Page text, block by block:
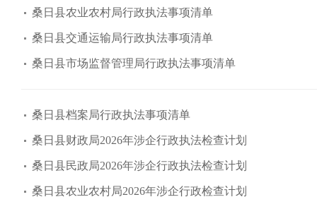
桑日县农业农村局行政执法事项清单
桑日县交通运输局行政执法事项清单
桑日县市场监督管理局行政执法事项清单
桑日县档案局行政执法事项清单
桑日县财政局2026年涉企行政执法检查计划
桑日县民政局2026年涉企行政执法检查计划
桑日县农业农村局2026年涉企行政检查计划